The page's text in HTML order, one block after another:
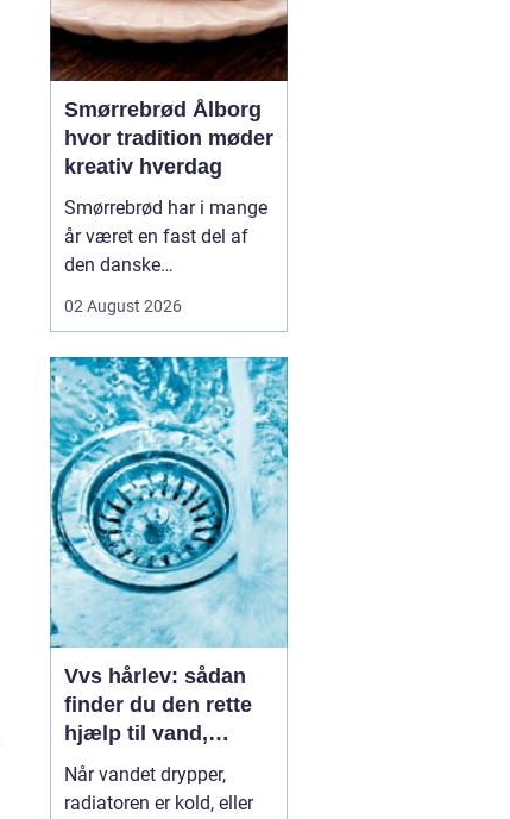
Smørrebrød Ålborg
hvor tradition møder
kreativ hverdag
Smørrebrød har i mange
år været en fast del af
den danske
Aalborg har klassikeren
en blanding af klassiske
stykker, lokale råvarer og
moderne anretninger, der
taler til både den travle
hverdag og de sæ...
02 August 2026
Vvs hårlev: sådan
finder du den rette
hjælp til vand,
varme og sanitet
Når vandet drypper,
radiatoren er kold, eller